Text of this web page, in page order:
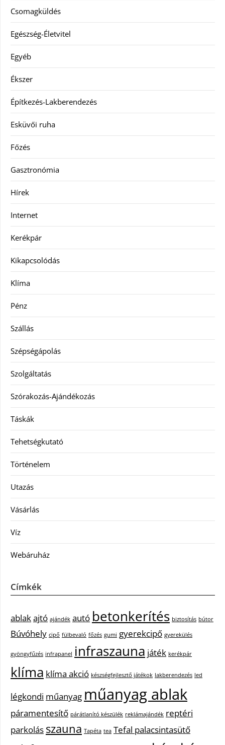
Csomagküldés
Egészség-Életvitel
Egyéb
Ékszer
Építkezés-Lakberendezés
Esküvői ruha
Főzés
Gasztronómia
Hírek
Internet
Kerékpár
Kikapcsolódás
Klíma
Pénz
Szállás
Szépségápolás
Szolgáltatás
Szórakozás-Ajándékozás
Táskák
Tehetségkutató
Történelem
Utazás
Vásárlás
Víz
Webáruház
Címkék
ablakajtó ajándék autó betonkerítés biztosítás bútor
Búvóhely cipő fülbevaló főzés gumi gyerekcipő gyerekülés
gyöngyfűzés infrapanel infraszauna játék kerékpár
klíma klíma akció készségfejlesztő játékok lakberendezés led
légkondi műanyag műanyag ablak
páramentesítő párátlanító készülék reklámajándék reptéri
parkolás szauna Tapéta tea Tefal palacsintasütő